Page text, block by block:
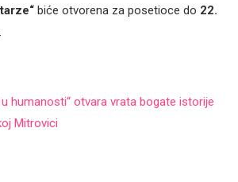
biće otvorena za posetioce do 22.
.
u humanosti“ otvara vrata bogate istorije
Mitrovici